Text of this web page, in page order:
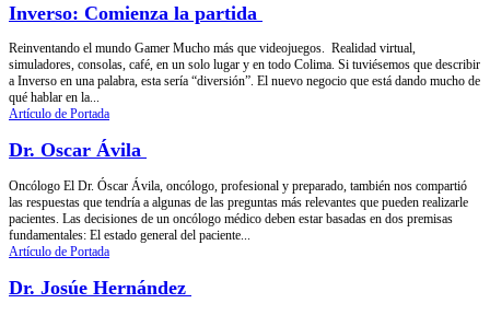
Inverso: Comienza la partida
Reinventando el mundo Gamer Mucho más que videojuegos. Realidad virtual,
simuladores, consolas, café, en un solo lugar y en todo Colima. Si tuviésemos que describir
a Inverso en una palabra, esta sería “diversión”. El nuevo negocio que está dando mucho de
qué hablar en la...
Artículo de Portada
Dr. Oscar Ávila
Oncólogo El Dr. Óscar Ávila, oncólogo, profesional y preparado, también nos compartió
las respuestas que tendría a algunas de las preguntas más relevantes que pueden realizarle
pacientes. Las decisiones de un oncólogo médico deben estar basadas en dos premisas
fundamentales: El estado general del paciente...
Artículo de Portada
Dr. Josúe Hernández